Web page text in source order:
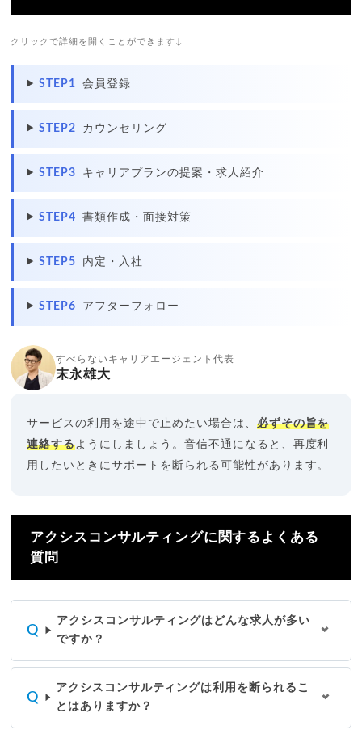
クリックで詳細を開くことができます↓
STEP1 会員登録
STEP2 カウンセリング
STEP3 キャリアプランの提案・求人紹介
STEP4 書類作成・面接対策
STEP5 内定・入社
STEP6 アフターフォロー
すべらないキャリアエージェント代表
末永雄大
サービスの利用を途中で止めたい場合は、 必ずその旨を
連絡するようにしましょう。音信不通になると、再度利
用したいときにサポートを断られる可能性があります。
アクシスコンサルティングに関するよくある
質問
アクシスコンサルティングはどんな求人が多い
ですか？
アクシスコンサルティングは利用を断られるこ
とはありますか？